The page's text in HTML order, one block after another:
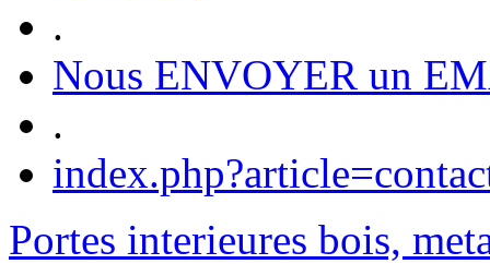
.
Nous ENVOYER un
.
Portes interieures bois,